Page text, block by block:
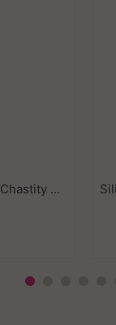
dedektörleri
Plastik Penis Kilidi Black Chastity Cock Cage Bekaret Cihazı Siyah Penis Esaret Kafesi